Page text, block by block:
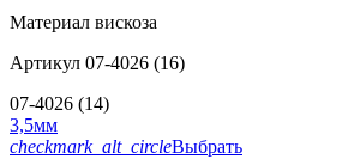
Материал вискоза
Артикул 07-4026 (16)
07-4026 (14)
3,5мм
checkmark_alt_circleВыбрать